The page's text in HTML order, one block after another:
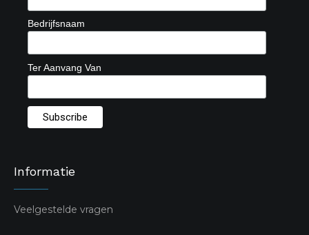
Bedrijfsnaam
Ter Aanvang Van
Informatie
Veelgestelde vragen